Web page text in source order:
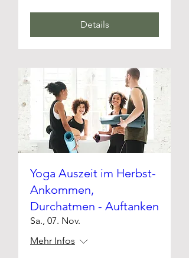
Details
Yoga Auszeit im Herbst-
Ankommen,
Durchatmen - Auftanken
Sa., 07. Nov.
Mehr Infos